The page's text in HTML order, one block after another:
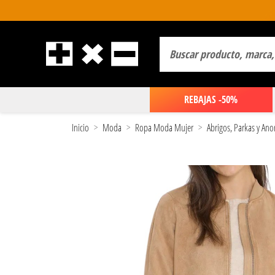
REBAJAS -50%
Inicio Moda Ropa Moda Mujer Abrigos, Parkas y